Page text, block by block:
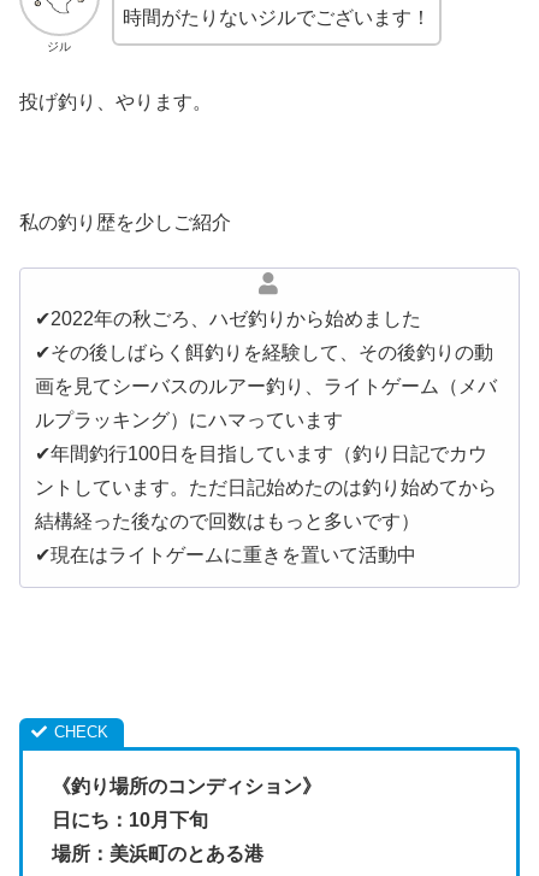
ジル
時間がたりないジルでございます！
投げ釣り、やります。
私の釣り歴を少しご紹介
✔︎2022年の秋ごろ、ハゼ釣りから始めました
✔︎その後しばらく餌釣りを経験して、その後釣りの動
画を見てシーバスのルアー釣り、ライトゲーム（メバ
ルプラッキング）にハマっています
✔︎年間釣行100日を目指しています（釣り日記でカウ
ントしています。ただ日記始めたのは釣り始めてから
結構経った後なので回数はもっと多いです）
✔︎現在はライトゲームに重きを置いて活動中
《釣り場所のコンディション》
日にち：10月下旬
場所：美浜町のとある港